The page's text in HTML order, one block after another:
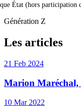
État (hors participation
Génération Z
Les articles
21 Feb 2024
Marion Maréchal,
10 Mar 2022